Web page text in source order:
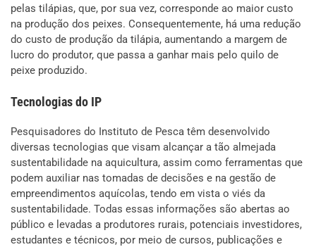
pelas tilápias, que, por sua vez, corresponde ao maior custo
na produção dos peixes. Consequentemente, há uma redução
do custo de produção da tilápia, aumentando a margem de
lucro do produtor, que passa a ganhar mais pelo quilo de
peixe produzido.
Tecnologias do IP
Pesquisadores do Instituto de Pesca têm desenvolvido
diversas tecnologias que visam alcançar a tão almejada
sustentabilidade na aquicultura, assim como ferramentas que
podem auxiliar nas tomadas de decisões e na gestão de
empreendimentos aquícolas, tendo em vista o viés da
sustentabilidade. Todas essas informações são abertas ao
público e levadas a produtores rurais, potenciais investidores,
estudantes e técnicos, por meio de cursos, publicações e